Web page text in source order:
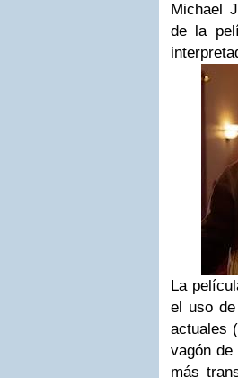
Michael
de la
La
el uso
actuales
vagón
más